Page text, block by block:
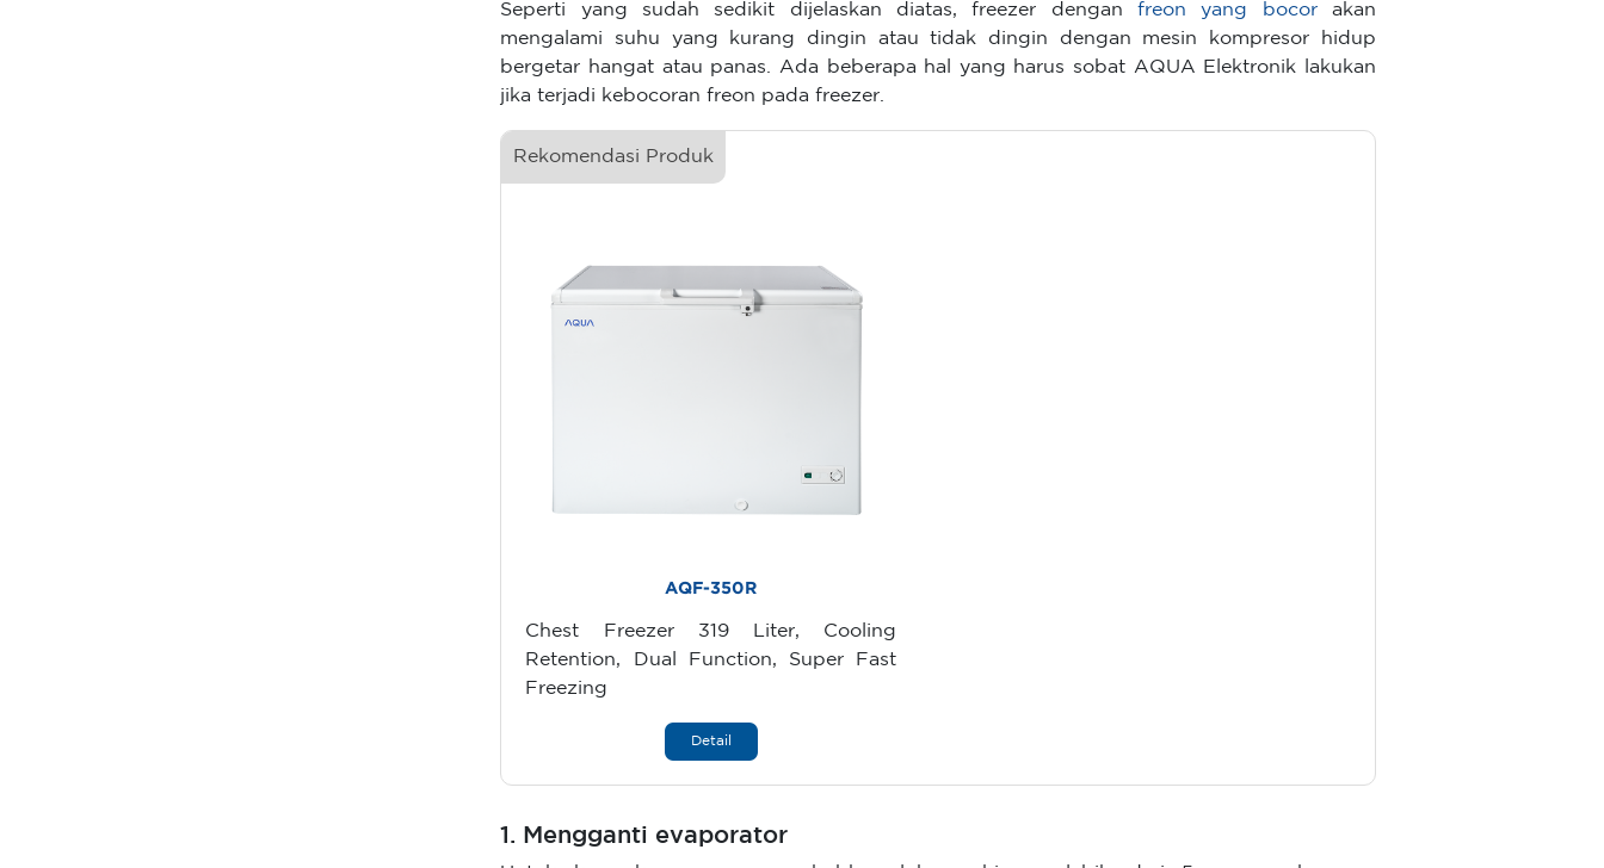
Seperti yang sudah sedikit dijelaskan diatas, freezer dengan freon yang bocorakan
mengalami suhu yang kurang dingin atau tidak dingin dengan mesin kompresor hidup
bergetar hangat atau panas. Ada beberapa hal yang harus sobat AQUA Elektronik lakukan
jika terjadi kebocoran freon pada freezer.
Rekomendasi Produk
AQF-350R
Chest Freezer 319 Liter, Cooling
Retention, Dual Function, Super Fast
Freezing
Detail
1. Mengganti evaporator